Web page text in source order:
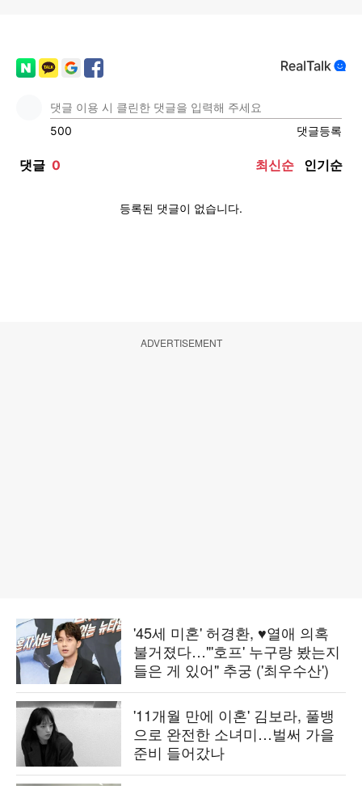
ADVERTISEMENT
'45세 미혼' 허경환, ♥열애 의혹
불거졌다…"'호프' 누구랑 봤는지
들은 게 있어" 추궁 ('최우수산')
'11개월 만에 이혼' 김보라, 풀뱅
으로 완전한 소녀미…벌써 가을
준비 들어갔나